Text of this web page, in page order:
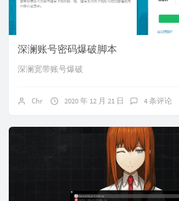
深澜账号密码爆破脚本
深澜宽带账号爆破
Chr 2020 年 12 月 21 日 4 条评论